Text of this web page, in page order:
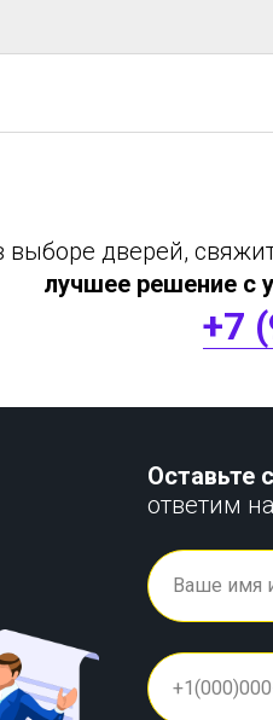
дверей,
лучшее решение с
+7
Оставьте
ответим